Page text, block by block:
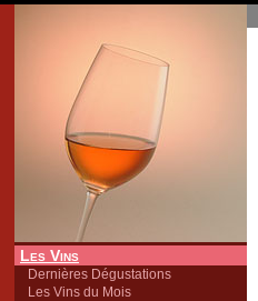
Les Vins
Dernières Dégustations
Les Vins du Mois